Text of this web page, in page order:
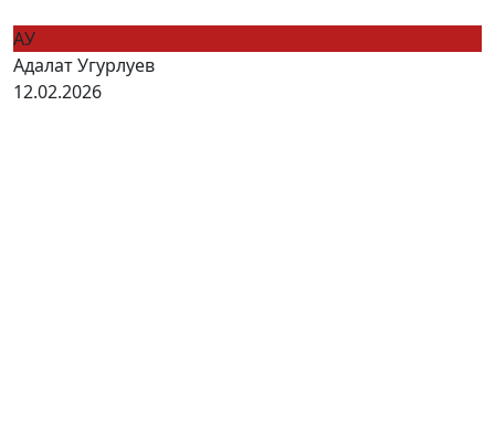
АУ
Адалат Угурлуев
12.02.2026